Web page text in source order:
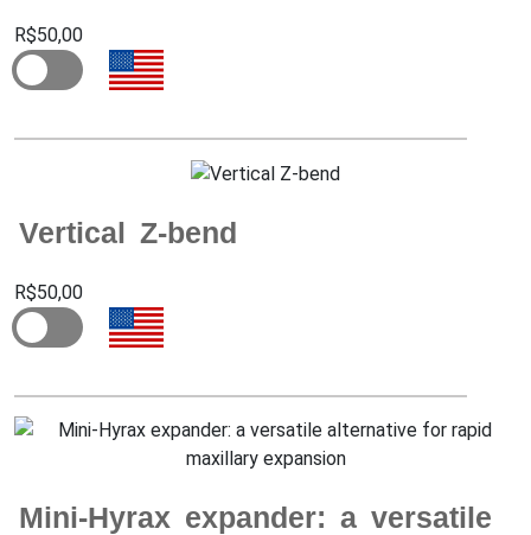
R$50,00
Vertical Z-bend
R$50,00
Mini-Hyrax expander: a versatile